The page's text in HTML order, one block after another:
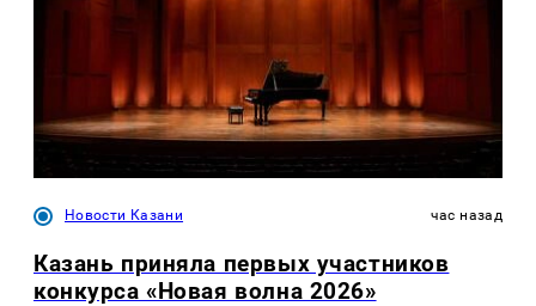
Новости Казани час назад
Казань приняла первых участников
конкурса «Новая волна 2026»